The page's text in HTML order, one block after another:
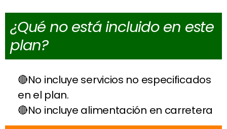
¿Qué no está incluido en este
plan?
No incluye servicios no especificados
en el plan.
No incluye alimentación en carretera